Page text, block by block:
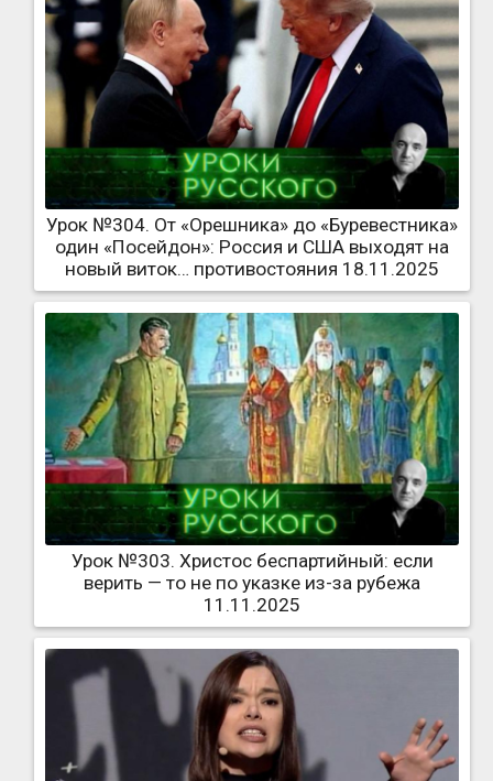
Урок №304. От «Орешника» до «Буревестника»
один «Посейдон»: Россия и США выходят на
новый виток… противостояния 18.11.2025
Урок №303. Христос беспартийный: если
верить — то не по указке из-за рубежа
11.11.2025